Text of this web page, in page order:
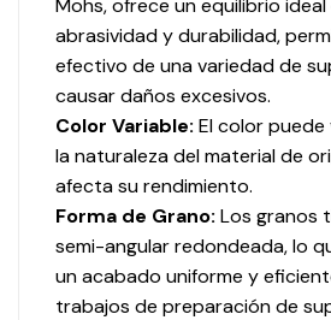
Mohs, ofrece un equilibrio
abrasividad y durabilidad,
efectivo de una variedad de
causar daños excesivos.
Color Variable: El color puede
la naturaleza del material de
afecta su rendimiento.
Forma de Grano: Los granos
semi-angular redondeada, lo
un acabado uniforme y
trabajos de preparación de